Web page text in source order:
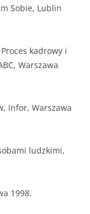
Sobie, Lublin
kadrowy i
Warszawa
Infor, Warszawa
ludzkimi,
1998.